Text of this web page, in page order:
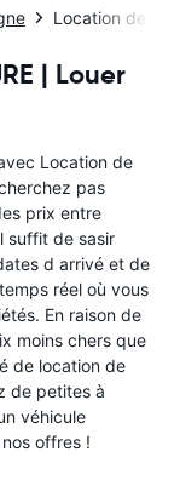
Location de
| Louer
Location de
pas
prix entre
suffit de sasir
d arrivé et de
réel où vous
En raison de
moins chers que
de location de
de petites à
véhicule
offres !